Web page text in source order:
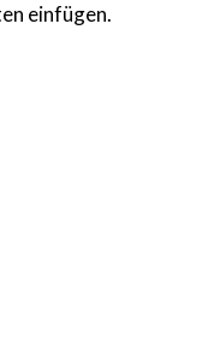
einfügen.